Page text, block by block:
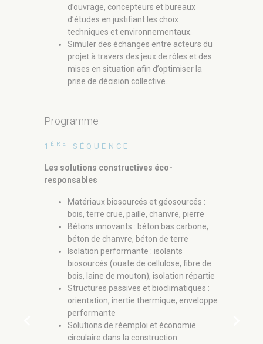
d’ouvrage, concepteurs et bureaux
d’études en justifiant les choix
techniques et environnementaux.
Simuler des échanges entre acteurs du
projet à travers des jeux de rôles et des
mises en situation afin d’optimiser la
prise de décision collective.
Programme
1 ÈRE SÉQUENCE
Les solutions constructives éco-
responsables
Matériaux biosourcés et géosourcés :
bois, terre crue, paille, chanvre, pierre
Bétons innovants : béton bas carbone,
béton de chanvre, béton de terre
Isolation performante : isolants
biosourcés (ouate de cellulose, fibre de
bois, laine de mouton), isolation répartie
Structures passives et bioclimatiques :
orientation, inertie thermique, enveloppe
performante
Solutions de réemploi et économie
circulaire dans la construction